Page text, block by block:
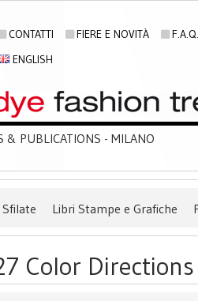
CONTATTI FIERE E NOVITÀ F.A.Q.
ENGLISH
& PUBLICATIONS - MILANO
Sfilate Libri Stampe e Grafiche
Color Directions